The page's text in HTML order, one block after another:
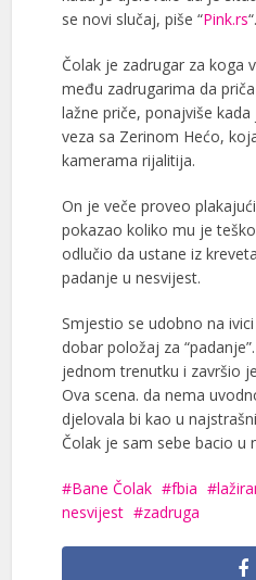
se novi slučaj, piše “Pink.rs“.
Čolak je zadrugar za koga
među zadrugarima da
lažne priče, ponajviše
veza sa Zerinom Hećo,
kamerama rijalitija.
On je veče proveo
pokazao koliko mu je
odlučio da ustane iz
padanje u nesvijest.
Smjestio se udobno na
dobar položaj za
jednom trenutku i završio
Ova scena. da nema
djelovala bi kao u
Čolak je sam sebe bacio u
Bane Čolak fbia
nesvijest
zadruga